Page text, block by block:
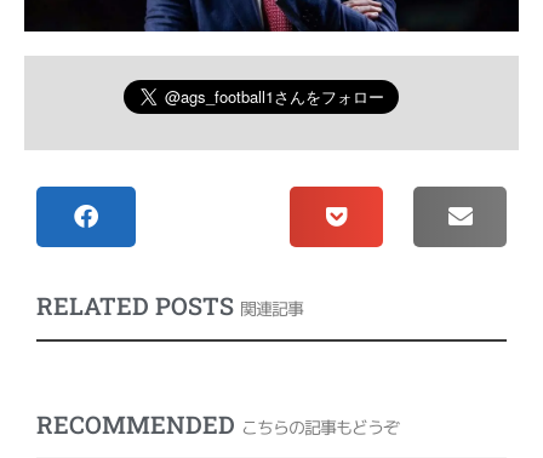
RELATED POSTS 関連記事
RECOMMENDED こちらの記事もどうぞ